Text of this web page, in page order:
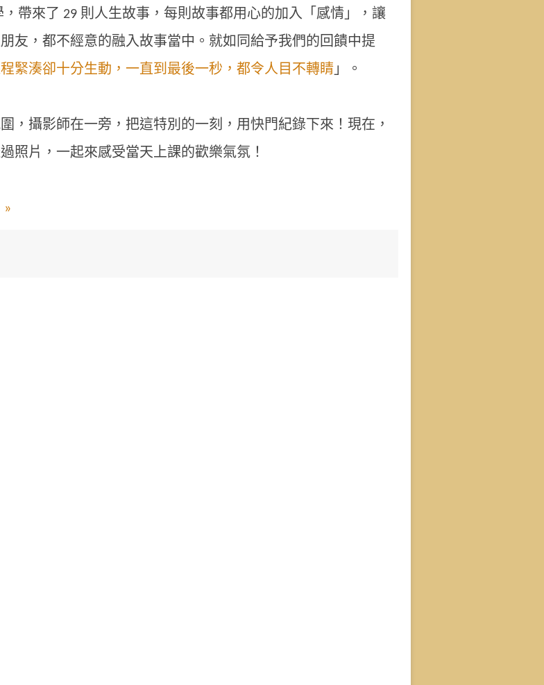
，帶來了 29 則人生故事，每則故事都用心的加入「感情」，讓
友，都不經意的融入故事當中。就如同給予我們的回饋中提
緊湊卻十分生動，一直到最後一秒，都令人目不轉睛」。
，攝影師在一旁，把這特別的一刻，用快門紀錄下來！現在，
照片，一起來感受當天上課的歡樂氣氛！
»